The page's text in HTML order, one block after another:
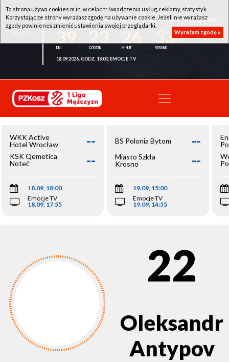
WKK ACTIVE HOTEL WROCŁAW - KSK QEMETICA NOTEĆ INOWROCŁAW
33
18.09.2026, GODZ. 18:00, EMOCJE TV
WKK Active
Hotel Wrocław
--
KSK Qemetica
Noteć
Inowrocław
--
18.09, 18:00
Emocje TV
18.09, 17:55
BS Polonia Bytom --
Miasto Szkła
Krosno
--
19.09, 15:00
Emocje TV
19.09, 14:55
22
Oleksandr
Antypov
Ta strona używa cookies m.in. w celach: świadczenia usług, reklamy, statystyk.
Korzystając ze strony wyrażasz zgodę na używanie cookie. Jeżeli nie wyrażasz
zgody powinieneś zmienić ustawienia swojej przeglądarki.
Wyrażam zgodę »